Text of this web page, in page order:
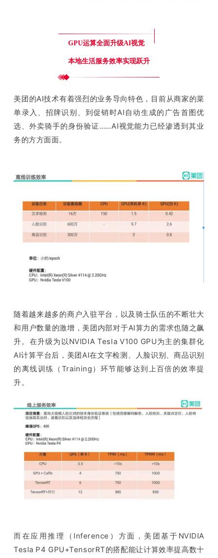
GPU运算全面升级AI视觉
本地生活服务效率实现跃升
美团的AI技术有着强烈的业务导向特色，目前从商家的菜
单录入、招牌识别、到促销时AI自动生成的广告首图优
选、外卖骑手的身份验证……AI视觉能力已经渗透到其业
务的方方面面。
随着越来越多的商户入驻平台，以及骑士队伍的不断壮大
和用户数量的激增，美团内部对于AI算力的需求也随之飙
升。在升级为以NVIDIA Tesla V100 GPU为主的集群化
AI计算平台后，美团AI在文字检测、人脸识别、商品识别
的离线训练（Training）环节能够达到上百倍的效率提
升。
而在应用推理（Inference）方面，美团基于NVIDIA
Tesla P4 GPU+TensorRT的搭配能让计算效率提高数十